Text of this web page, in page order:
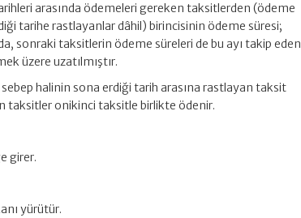
arasında ödemeleri gereken taksitlerden (ödeme
tarihe rastlayanlar dâhil) birincisinin ödeme süresi;
sonraki taksitlerin ödeme süreleri de bu ayı takip eden
üzere uzatılmıştır.
halinin sona erdiği tarih arasına rastlayan taksit
taksitler onikinci taksitle birlikte ödenir.
girer.
yürütür.